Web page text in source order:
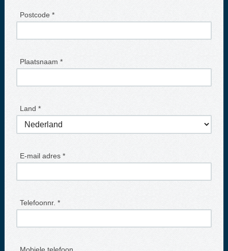
Postcode *
Plaatsnaam *
Land *
E-mail adres *
Telefoonnr. *
Mobiele telefoon